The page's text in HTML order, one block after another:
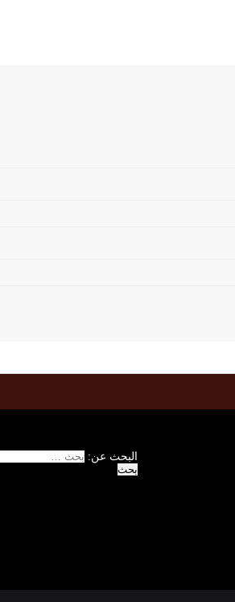
البحث عن: